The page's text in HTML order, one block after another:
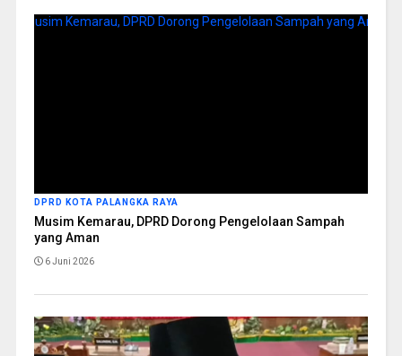
DPRD KOTA PALANGKA RAYA
Musim Kemarau, DPRD Dorong Pengelolaan Sampah
yang Aman
6 Juni 2026